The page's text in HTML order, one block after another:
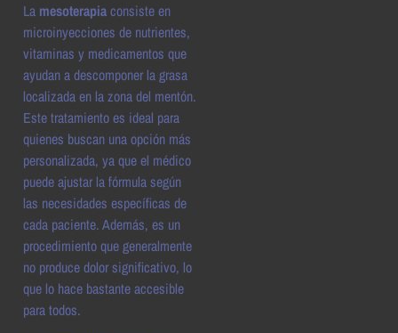
La mesoterapiaconsiste en
microinyecciones de nutrientes,
vitaminas y medicamentos que
ayudan a descomponer la grasa
localizada en la zona del mentón.
Este tratamiento es ideal para
quienes buscan una opción más
personalizada, ya que el médico
puede ajustar la fórmula según
las necesidades específicas de
cada paciente. Además, es un
procedimiento que generalmente
no produce dolor significativo, lo
que lo hace bastante accesible
para todos.